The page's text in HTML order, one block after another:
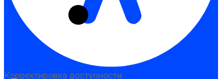
Корректировка доступности